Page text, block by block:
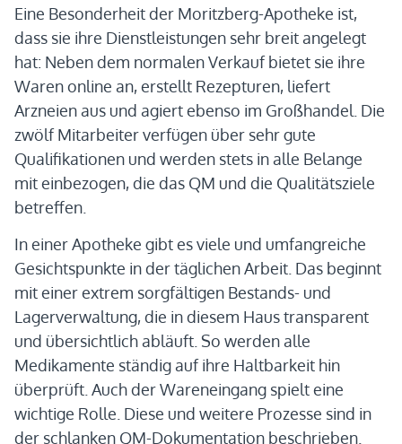
Eine Besonderheit der Moritzberg-Apotheke ist,
dass sie ihre Dienstleistungen sehr breit angelegt
hat: Neben dem normalen Verkauf bietet sie ihre
Waren online an, erstellt Rezepturen, liefert
Arzneien aus und agiert ebenso im Großhandel. Die
zwölf Mitarbeiter verfügen über sehr gute
Qualifikationen und werden stets in alle Belange
mit einbezogen, die das QM und die Qualitätsziele
betreffen.
In einer Apotheke gibt es viele und umfangreiche
Gesichtspunkte in der täglichen Arbeit. Das beginnt
mit einer extrem sorgfältigen Bestands- und
Lagerverwaltung, die in diesem Haus transparent
und übersichtlich abläuft. So werden alle
Medikamente ständig auf ihre Haltbarkeit hin
überprüft. Auch der Wareneingang spielt eine
wichtige Rolle. Diese und weitere Prozesse sind in
der schlanken QM-Dokumentation beschrieben.